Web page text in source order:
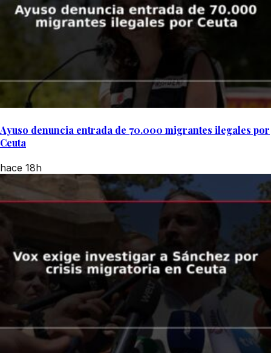
Ayuso denuncia entrada de 70.000 migrantes ilegales por
Ceuta
hace 18h